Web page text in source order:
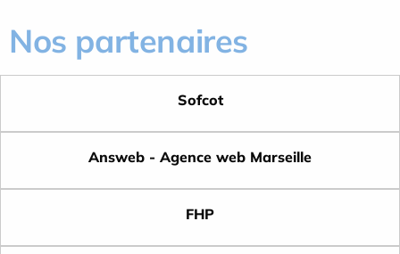
Nos partenaires
Sofcot
Answeb - Agence web Marseille
FHP